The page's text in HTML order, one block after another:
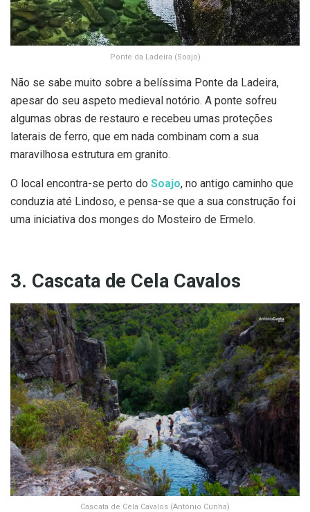
Ponte da Ladeira (Soajo)
Não se sabe muito sobre a belíssima Ponte da Ladeira,
apesar do seu aspeto medieval notório. A ponte sofreu
algumas obras de restauro e recebeu umas proteções
laterais de ferro, que em nada combinam com a sua
maravilhosa estrutura em granito.
O local encontra-se perto do Soajo, no antigo caminho que
conduzia até Lindoso, e pensa-se que a sua construção foi
uma iniciativa dos monges do Mosteiro de Ermelo.
3. Cascata de Cela Cavalos
Cascata de Cela Cavalos (António Cunha)